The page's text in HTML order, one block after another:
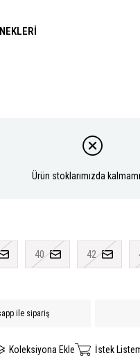
Ürün stoklarımızda
40 42
ile sipariş
Koleksiyona Ekle
İstek